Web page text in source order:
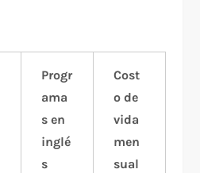
Progr
ama
s en
inglé
s
Cost
o de
vida
men
sual